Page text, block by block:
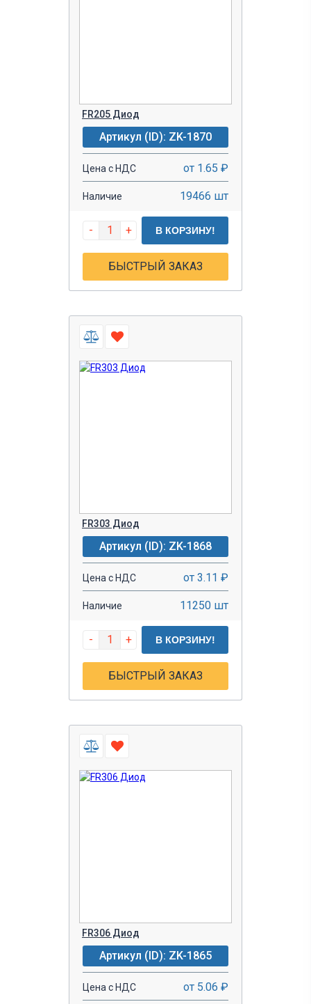
FR205 Диод
Артикул (ID): ZK-1870
Цена с НДС от 1.65 ₽
Наличие 19466 шт
- + В КОРЗИНУ!
БЫСТРЫЙ ЗАКАЗ
FR303 Диод
Артикул (ID): ZK-1868
Цена с НДС от 3.11 ₽
Наличие 11250 шт
- + В КОРЗИНУ!
БЫСТРЫЙ ЗАКАЗ
FR306 Диод
Артикул (ID): ZK-1865
Цена с НДС от 5.06 ₽